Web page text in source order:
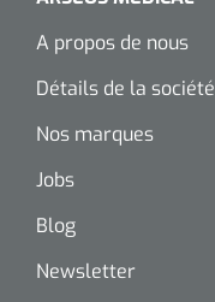
A propos de nous
Détails de la société
Nos marques
Jobs
Blog
Newsletter